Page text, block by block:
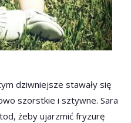
dziwniejsze stawały się
szorstkie i sztywne. Sara
żeby ujarzmić fryzurę